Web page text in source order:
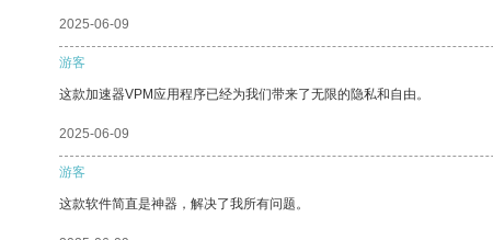
2025-06-09
游客
这款加速器VPM应用程序已经为我们带来了无限的隐私和自由。
2025-06-09
游客
这款软件简直是神器，解决了我所有问题。